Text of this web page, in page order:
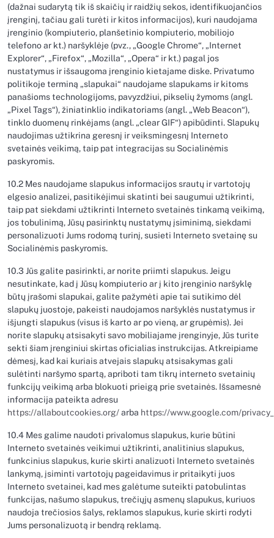
(dažnai sudarytą tik iš skaičių ir raidžių sekos, identifikuojančios
įrenginį, tačiau gali turėti ir kitos informacijos), kuri naudojama
įrenginio (kompiuterio, planšetinio kompiuterio, mobiliojo
telefono ar kt.) naršyklėje (pvz., „Google Chrome“, „Internet
Explorer“, „Firefox“, „Mozilla“, „Opera“ ir kt.) pagal jos
nustatymus ir išsaugoma įrenginio kietajame diske. Privatumo
politikoje terminą „slapukai“ naudojame slapukams ir kitoms
panašioms technologijoms, pavyzdžiui, pikselių žymoms (angl.
„Pixel Tags“), žiniatinklio indikatoriams (angl. „Web Beacon“),
tinklo duomenų rinkėjams (angl. „clear GIF“) apibūdinti. Slapukų
naudojimas užtikrina geresnį ir veiksmingesnį Interneto
svetainės veikimą, taip pat integracijas su Socialinėmis
paskyromis.
10.2 Mes naudojame slapukus informacijos srautų ir vartotojų
elgesio analizei, pasitikėjimui skatinti bei saugumui užtikrinti,
taip pat siekdami užtikrinti Interneto svetainės tinkamą veikimą,
jos tobulinimą, Jūsų pasirinktų nustatymų įsiminimą, siekdami
personalizuoti Jums rodomą turinį, susieti Interneto svetainę su
Socialinėmis paskyromis.
10.3 Jūs galite pasirinkti, ar norite priimti slapukus. Jeigu
nesutinkate, kad į Jūsų kompiuterio ar į kito įrenginio naršyklę
būtų įrašomi slapukai, galite pažymėti apie tai sutikimo dėl
slapukų juostoje, pakeisti naudojamos naršyklės nustatymus ir
išjungti slapukus (visus iš karto ar po vieną, ar grupėmis). Jei
norite slapukų atsisakyti savo mobiliajame įrenginyje, Jūs turite
sekti šiam įrenginiui skirtas oficialias instrukcijas. Atkreipiame
dėmesį, kad kai kuriais atvejais slapukų atsisakymas gali
sulėtinti naršymo spartą, apriboti tam tikrų interneto svetainių
funkcijų veikimą arba blokuoti prieigą prie svetainės. Išsamesnė
informacija pateikta adresu
https://allaboutcookies.org/arba https://www.google.com/
10.4 Mes galime naudoti privalomus slapukus, kurie būtini
Interneto svetainės veikimui užtikrinti, analitinius slapukus,
funkcinius slapukus, kurie skirti analizuoti Interneto svetainės
lankymą, įsiminti vartotojų pageidavimus ir pritaikyti juos
Interneto svetainei, kad mes galėtume suteikti patobulintas
funkcijas, našumo slapukus, trečiųjų asmenų slapukus, kuriuos
naudoja trečiosios šalys, reklamos slapukus, kurie skirti rodyti
Jums personalizuotą ir bendrą reklamą.